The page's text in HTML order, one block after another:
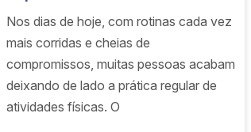
Nos dias de hoje, com rotinas cada vez
mais corridas e cheias de
compromissos, muitas pessoas acabam
deixando de lado a prática regular de
atividades físicas. O